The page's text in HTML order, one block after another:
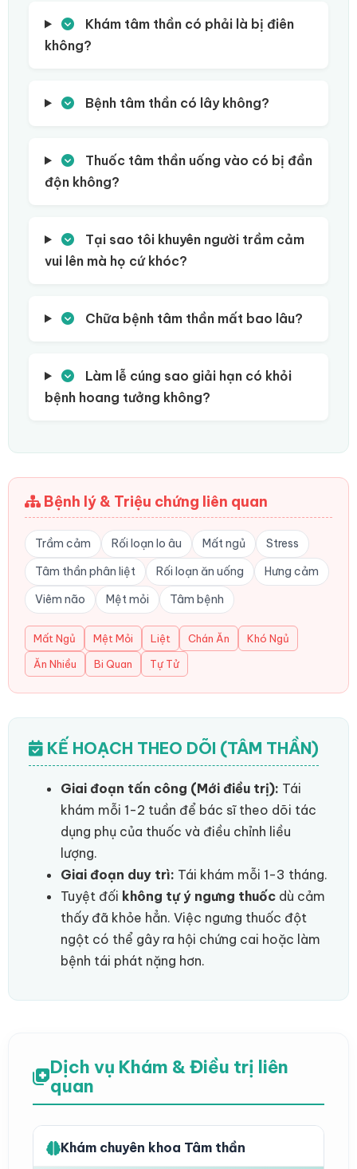
Khám tâm thần có phải là bị điên
không?
Bệnh tâm thần có lây không?
Thuốc tâm thần uống vào có bị đần
độn không?
Tại sao tôi khuyên người trầm cảm
vui lên mà họ cứ khóc?
Chữa bệnh tâm thần mất bao lâu?
Làm lễ cúng sao giải hạn có khỏi
bệnh hoang tưởng không?
Bệnh lý & Triệu chứng liên quan
Trầm cảm Rối loạn lo âu Mất ngủ
Stress
Tâm thần phân liệt
Rối loạn ăn uống
Hưng cảm
Viêm não
Mệt mỏi Tâm bệnh
Mất Ngủ Mệt Mỏi Liệt Chán Ăn
Khó Ngủ
Ăn Nhiều
Bi Quan Tự Tử
KẾ HOẠCH THEO DÕI (TÂM THẦN)
Giai đoạn tấn công (Mới điều trị): Tái
khám mỗi 1-2 tuần để bác sĩ theo dõi tác
dụng phụ của thuốc và điều chỉnh liều
lượng.
Giai đoạn duy trì: Tái khám mỗi 1-3 tháng.
Tuyệt đối không tự ý ngưng thuốc dù cảm
thấy đã khỏe hẳn. Việc ngưng thuốc đột
ngột có thể gây ra hội chứng cai hoặc làm
bệnh tái phát nặng hơn.
Dịch vụ Khám & Điều trị liên
quan
Khám chuyên khoa Tâm thần